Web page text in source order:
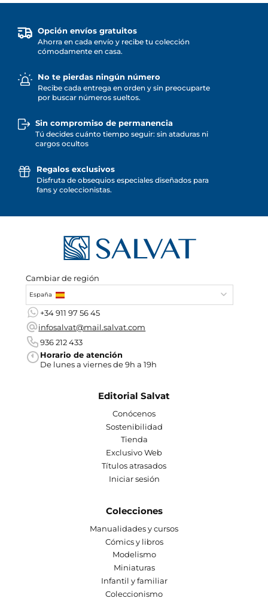
Opción envíos gratuitos
Ahorra en cada envío y recibe tu colección
cómodamente en casa.
No te pierdas ningún número
Recibe cada entrega en orden y sin preocuparte
por buscar números sueltos.
Sin compromiso de permanencia
Tú decides cuánto tiempo seguir: sin ataduras ni
cargos ocultos
Regalos exclusivos
Disfruta de obsequios especiales diseñados para
fans y coleccionistas.
Cambiar de región
España
+34 911 97 56 45
infosalvat@mail.salvat.com
936 212 433
Horario de atención
De lunes a viernes de 9h a 19h
Editorial Salvat
Conócenos
Sostenibilidad
Tienda
Exclusivo Web
Títulos atrasados
Iniciar sesión
Colecciones
Manualidades y cursos
Cómics y libros
Modelismo
Miniaturas
Infantil y familiar
Coleccionismo